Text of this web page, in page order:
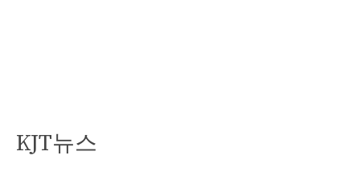
KJT뉴스